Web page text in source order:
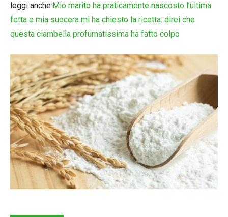
leggi anche: Mio marito ha praticamente nascosto l’ultima
fetta e mia suocera mi ha chiesto la ricetta: direi che
questa ciambella profumatissima ha fatto colpo